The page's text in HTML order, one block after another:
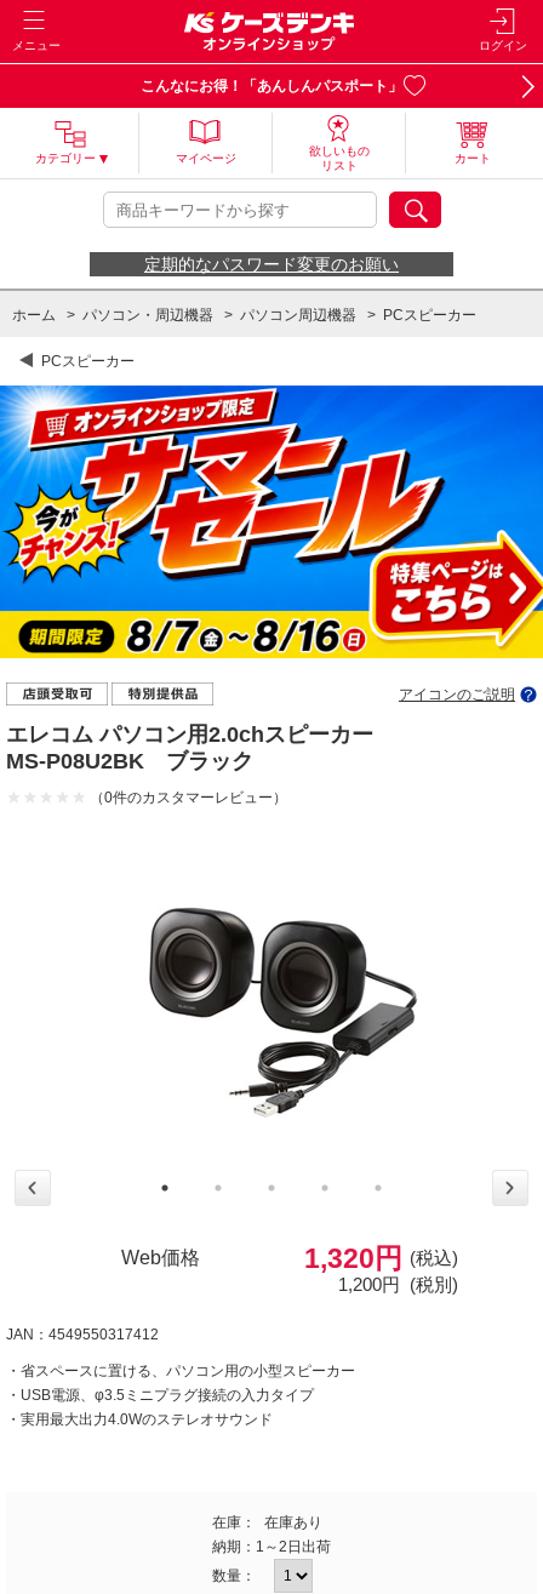
メニュー ログイン
こんなにお得！「あんしんパスポート」
カテゴリー マイページ
欲しいもの
リスト
カート
定期的なパスワード変更のお願い
ホーム > パソコン・周辺機器 > パソコン周辺機器 > PCスピーカー
PCスピーカー
アイコンのご説明
エレコム パソコン用2.0chスピーカー
MS-P08U2BK ブラック
（0件のカスタマーレビュー）
Web価格 1,320円
(税込)
1,200円 (税別)
JAN：4549550317412
・省スペースに置ける、パソコン用の小型スピーカー
・USB電源、φ3.5ミニプラグ接続の入力タイプ
・実用最大出力4.0Wのステレオサウンド
在庫：
在庫あり
納期： 1～2日出荷
数量：